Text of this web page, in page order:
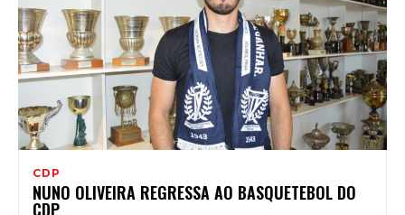
CDP
NUNO OLIVEIRA REGRESSA AO BASQUETEBOL DO
CDP